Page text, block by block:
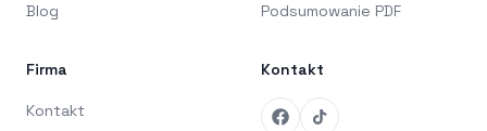
Blog
Podsumowanie PDF
Firma
Kontakt
Kontakt